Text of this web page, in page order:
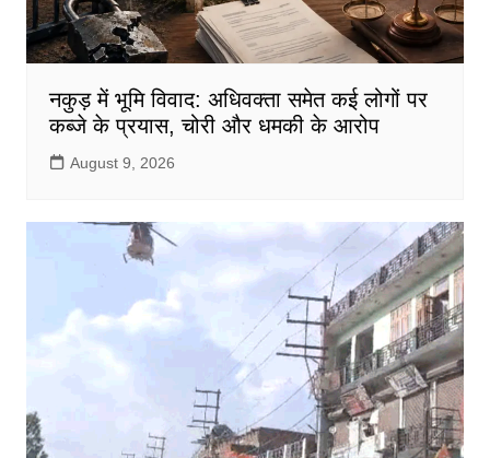
नकुड़ में भूमि विवाद: अधिवक्ता समेत कई लोगों पर
कब्जे के प्रयास, चोरी और धमकी के आरोप
August 9, 2026